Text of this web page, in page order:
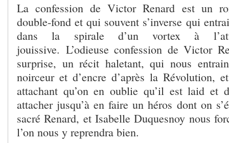
La confession de Victor Renard est un
double-fond et qui souvent s’inverse qui
dans la spirale d’un vortex à
jouissive. L’odieuse confession de Victor
surprise, un récit haletant, qui nous
noirceur et d’encre d’après la Révolution,
attachant qu’on en oublie qu’il est laid et
attacher jusqu’à en faire un héros dont on
sacré Renard, et Isabelle Duquesnoy nous
l’on nous y reprendra bien.